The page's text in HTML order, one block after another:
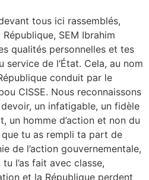
tous ici rassemblés,
SEM Ibrahim
qualités personnelles et tes
service de l’État. Cela, au nom
conduit par le
CISSE. Nous reconnaissons
un infatigable, un fidèle
un homme d’action et non du
tu as rempli ta part de
de l’action gouvernementale,
l’as fait avec classe,
et la République perdent